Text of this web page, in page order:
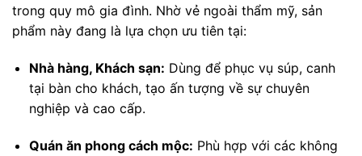
trong quy mô gia đình. Nhờ vẻ ngoài thẩm mỹ, sản
phẩm này đang là lựa chọn ưu tiên tại:
Nhà hàng, Khách sạn: Dùng để phục vụ súp, canh
tại bàn cho khách, tạo ấn tượng về sự chuyên
nghiệp và cao cấp.
Quán ăn phong cách mộc: Phù hợp với các không